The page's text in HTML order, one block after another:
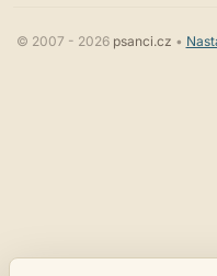
© 2007 - 2026 psanci.cz •